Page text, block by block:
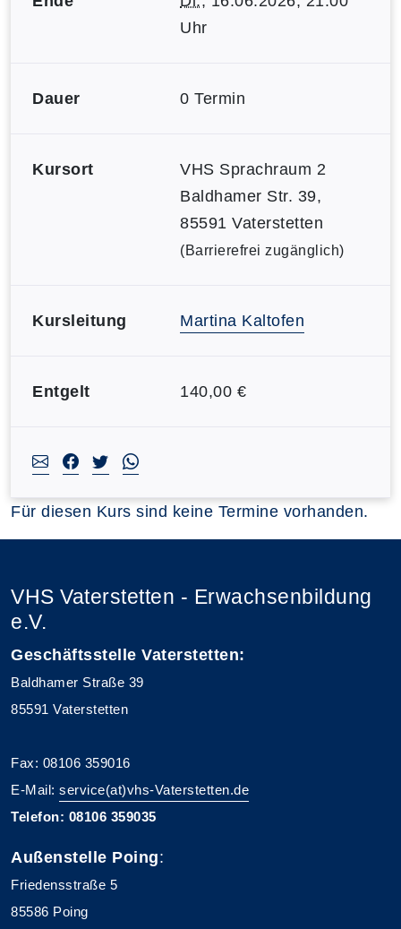
Uhr
Dauer 0 Termin
Kursort
VHS Sprachraum 2
Baldhamer Str. 39,
85591 Vaterstetten
(Barrierefrei zugänglich)
Kursleitung Martina Kaltofen
Entgelt 140,00 €
Für diesen Kurs sind keine Termine vorhanden.
VHS Vaterstetten - Erwachsenbildung
e.V.
Geschäftsstelle Vaterstetten:
Baldhamer Straße 39
85591 Vaterstetten
Fax: 08106 359016
E-Mail: service(at)vhs-Vaterstetten.de
Telefon: 08106 359035
Außenstelle Poing:
Friedensstraße 5
85586 Poing